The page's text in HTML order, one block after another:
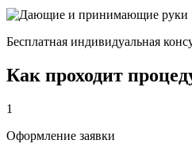
Бесплатная индивидуальная
Как проходит
1
Оформление заявки